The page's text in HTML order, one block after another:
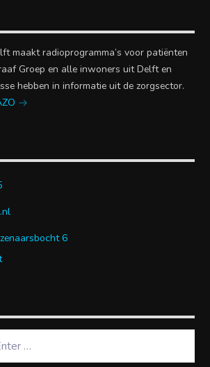
maakt radioprogramma’s voor patiënten
Groep en alle inwoners uit Delft en
hebben in informatie uit de zorgsector.
6